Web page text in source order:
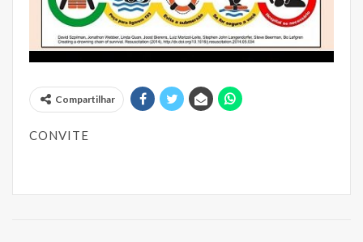
Compartilhar
CONVITE